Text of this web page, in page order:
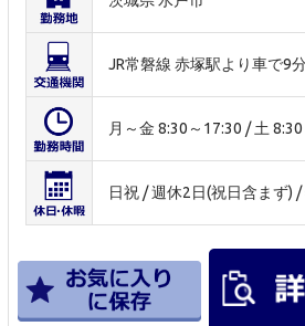
JR常磐線 赤塚駅より車で9
月～金 8:30～17:30 / 土
日祝 / 週休2日(祝日含まず)